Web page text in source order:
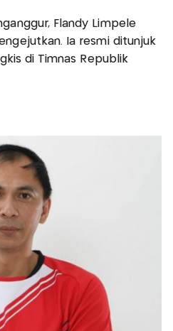
Flandy Limpele
Ia resmi ditunjuk
di Timnas Republik